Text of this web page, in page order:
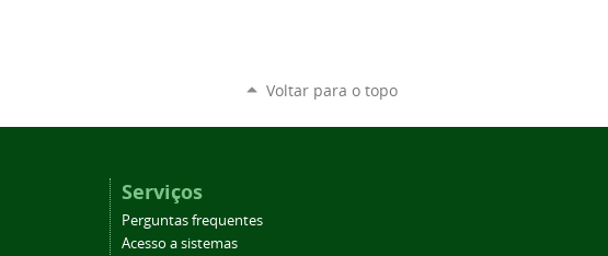
Voltar para o topo
Serviços
Perguntas frequentes
Acesso a sistemas